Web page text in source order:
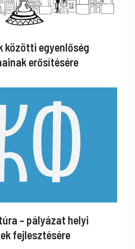
közötti egyenlőség
erősítésére
– pályázat helyi
fejlesztésére